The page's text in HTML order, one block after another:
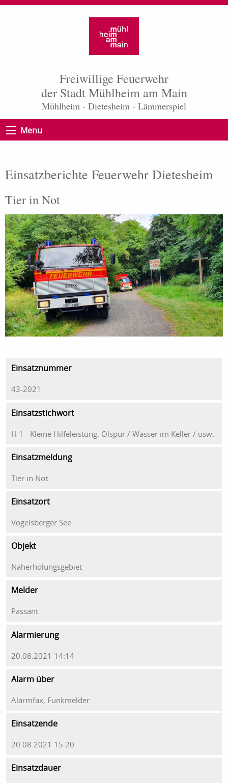
Freiwillige Feuerwehr
der Stadt Mühlheim am Main
Mühlheim - Dietesheim - Lämmerspiel
Menu
Einsatzberichte Feuerwehr Dietesheim
Tier in Not
Einsatznummer
43-2021
Einsatzstichwort
H 1 - Kleine Hilfeleistung. Ölspur / Wasser im Keller / usw.
Einsatzmeldung
Tier in Not
Einsatzort
Vogelsberger See
Objekt
Naherholungsgebiet
Melder
Passant
Alarmierung
20.08.2021 14:14
Alarm über
Alarmfax, Funkmelder
Einsatzende
20.08.2021 15:20
Einsatzdauer